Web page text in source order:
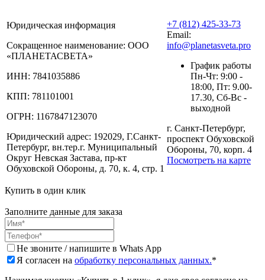
Юридическая информация
Сокращенное наименование: ООО
«ПЛАНЕТАСВЕТА»
ИНН: 7841035886
КПП: 781101001
ОГРН: 1167847123070
Юридический адрес: 192029, Г.Санкт-
Петербург, вн.тер.г. Муниципальный
Округ Невская Застава, пр-кт
Обуховской Обороны, д. 70, к. 4, стр. 1
+7 (812) 425-33-73
Email:
info@planetasveta.pro
График работы
Пн-Чт: 9:00 -
18:00, Пт: 9.00-
17.30, Сб-Вс -
выходной
г. Санкт-Петербург,
проспект Обуховской
Обороны, 70, корп. 4
Посмотреть на карте
Купить в один клик
Заполните данные для заказа
Не звоните / напишите в Whats App
Я согласен на обработку персональных данных.*